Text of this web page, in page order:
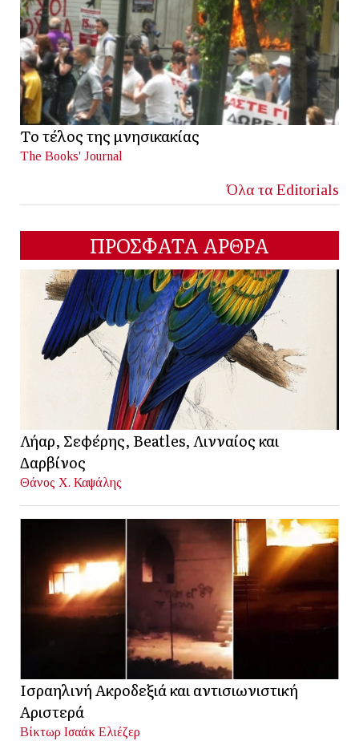
Το τέλος της μνησικακίας
The Books' Journal
Όλα τα Editorials
ΠΡΟΣΦΑΤΑ ΑΡΘΡΑ
Λήαρ, Σεφέρης, Beatles, Λινναίος και
Δαρβίνος
Θάνος Χ. Καψάλης
Ισραηλινή Ακροδεξιά και αντισιωνιστική
Αριστερά
Βίκτωρ Ισαάκ Ελιέζερ